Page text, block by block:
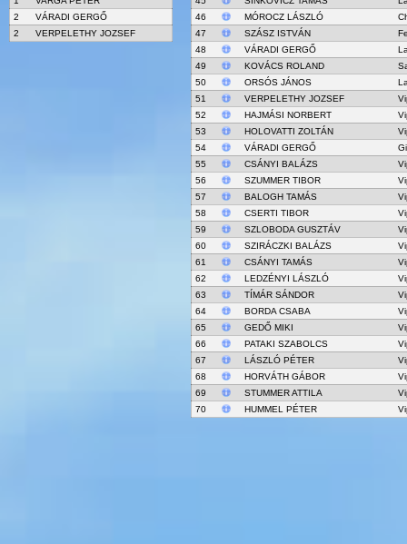
2
VÁRADI GERGŐ
2
VERPELETHY JOZSEF
46
MÓROCZ LÁSZLÓ
47
SZÁSZ ISTVÁN
48
VÁRADI GERGŐ
49
KOVÁCS ROLAND
50
ORSÓS JÁNOS
51
VERPELETHY JOZSEF
52
HAJMÁSI NORBERT
53
HOLOVATTI ZOLTÁN
54
VÁRADI GERGŐ
55
CSÁNYI BALÁZS
56
SZUMMER TIBOR
57
BALOGH TAMÁS
58
CSERTI TIBOR
59
SZLOBODA GUSZTÁV
60
SZIRÁCZKI BALÁZS
61
CSÁNYI TAMÁS
62
LEDZÉNYI LÁSZLÓ
63
TÍMÁR SÁNDOR
64
BORDA CSABA
65
GEDŐ MIKI
66
PATAKI SZABOLCS
67
LÁSZLÓ PÉTER
68
HORVÁTH GÁBOR
69
STUMMER ATTILA
70
HUMMEL PÉTER